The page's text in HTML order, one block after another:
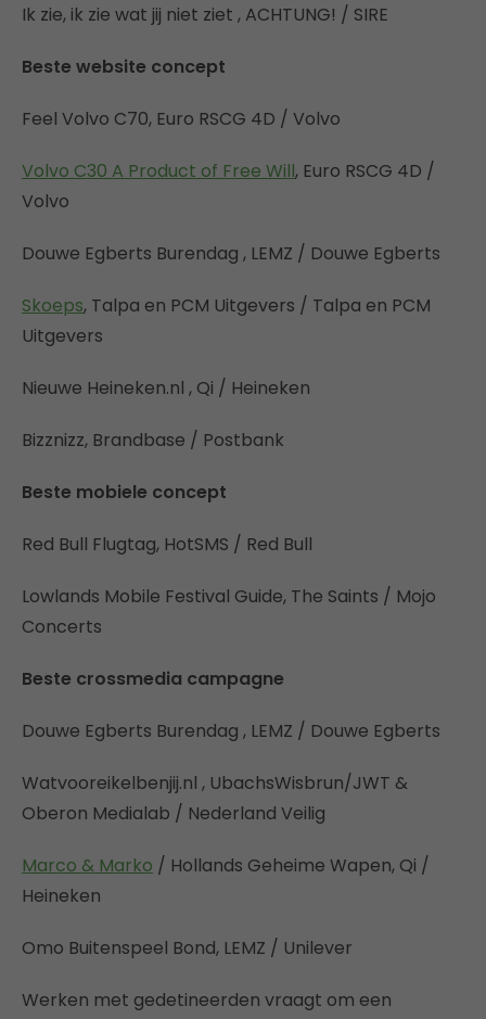
Ik zie, ik zie wat jij niet ziet , ACHTUNG! / SIRE
Beste website concept
Feel Volvo C70, Euro RSCG 4D / Volvo
Volvo C30 A Product of Free Will, Euro RSCG 4D /
Volvo
Douwe Egberts Burendag , LEMZ / Douwe Egberts
Skoeps, Talpa en PCM Uitgevers / Talpa en PCM
Uitgevers
Nieuwe Heineken.nl , Qi / Heineken
Bizznizz, Brandbase / Postbank
Beste mobiele concept
Red Bull Flugtag, HotSMS / Red Bull
Lowlands Mobile Festival Guide, The Saints / Mojo
Concerts
Beste crossmedia campagne
Douwe Egberts Burendag , LEMZ / Douwe Egberts
Watvooreikelbenjij.nl , UbachsWisbrun/JWT &
Oberon Medialab / Nederland Veilig
Marco & Marko / Hollands Geheime Wapen, Qi /
Heineken
Omo Buitenspeel Bond, LEMZ / Unilever
Werken met gedetineerden vraagt om een